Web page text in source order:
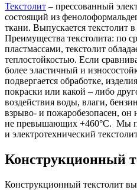
Текстолит – прессованный
состоящий из
ткани. Выпускается текстолит
Преимущества текстолита: по
пластмассами, текстолит
теплостойкостью. Если
более эластичный и
подвергается обработке,
покраски или какой – либо
воздействия воды, влаги,
взрыво- и пожаробезопасен, он
не превышающих +460°С. Мы
и электротехнический
Конструкционный
Конструкционный текстолит